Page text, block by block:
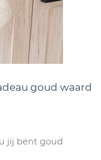
goud waard
jij bent goud